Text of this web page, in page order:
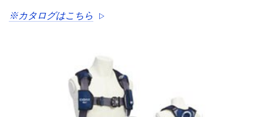
※カタログはこちら
Video Transcript